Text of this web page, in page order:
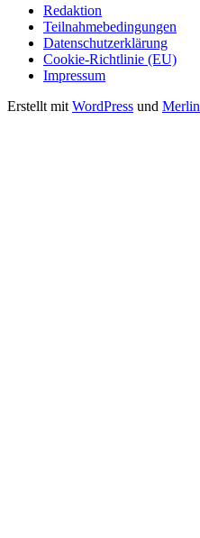
Redaktion
Teilnahmebedingungen
Datenschutzerklärung
Cookie-Richtlinie (EU)
Impressum
Erstellt mit WordPress und Merlin